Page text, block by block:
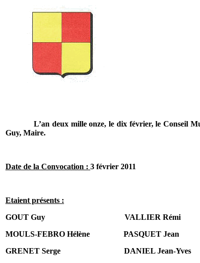
L’an deux mille onze, le dix février, le Conseil
Guy, Maire.
Date de la Convocation : 3 février 2011
Etaient présents :
GOUT Guy
VALLIER Rémi
MOULS-FEBRO Hélène
PASQUET Jean
GRENET Serge
DANIEL Jean-Yves